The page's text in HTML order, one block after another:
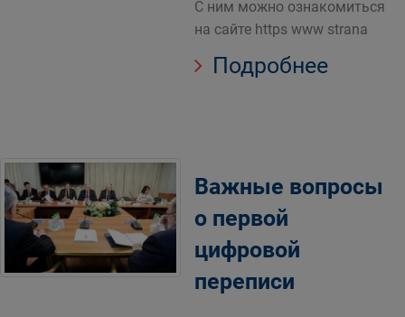
С ним можно ознакомиться
на сайте https www strana
Подробнее
Важные вопросы
о первой
цифровой
переписи